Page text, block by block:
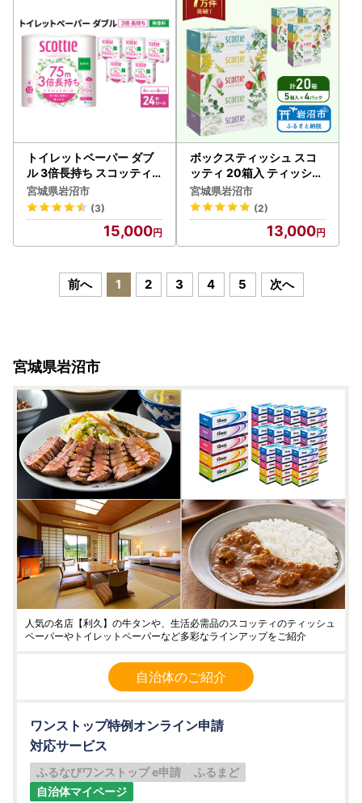
トイレットペーパー ダブ
ル 3倍長持ち スコッティ
無香料 4R×6P トイレット
宮城県岩沼市
(3)
15,000
ボックスティッシュ スコ
ッティ 20箱入 ティッシュ
ペーパー
宮城県岩沼市
(2)
13,000
前へ 1 2 3 4 5 次へ
宮城県岩沼市
人気の名店【利久】の牛タンや、生活必需品のスコッティのティッシュ
ペーパーやトイレットペーパーなど多彩なラインアップをご紹介
自治体のご紹介
ワンストップ特例オンライン申請
対応サービス
ふるなびワンストップ e申請
ふるまど
自治体マイページ